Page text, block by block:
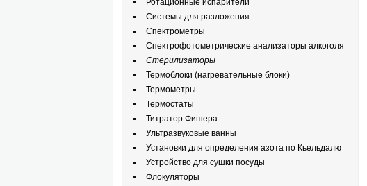
Ротационные испарители
Системы для разложения
Спектрометры
Спектрофотометрические анализаторы алкоголя
Стерилизаторы
Термоблоки (нагревательные блоки)
Термометры
Термостаты
Титратор Фишера
Ультразвуковые ванны
Установки для определения азота по Кьельдалю
Устройство для сушки посуды
Флокуляторы